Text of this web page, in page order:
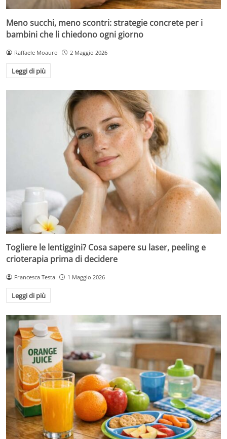
Meno succhi, meno scontri: strategie concrete per i
bambini che li chiedono ogni giorno
Raffaele Moauro 2 Maggio 2026
Leggi di più
Togliere le lentiggini? Cosa sapere su laser, peeling e
crioterapia prima di decidere
Francesca Testa 1 Maggio 2026
Leggi di più